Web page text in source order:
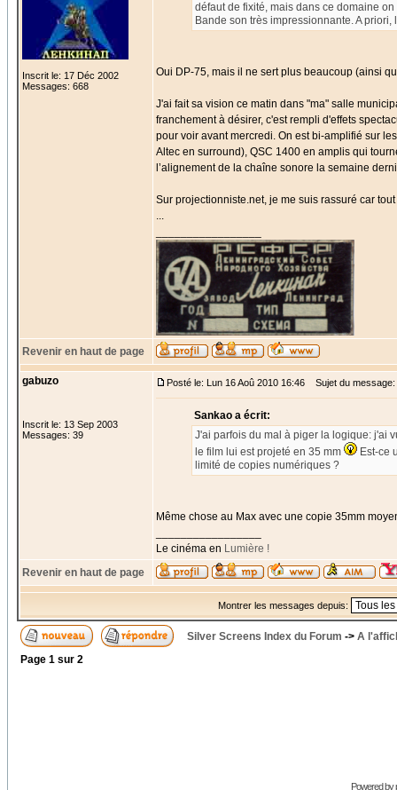
Inscrit le: 17 Déc 2002
Messages: 668
défaut de fixité, mais dans ce domaine
Bande son très impressionnante. A
Oui DP-75, mais il ne sert plus beaucoup (ainsi
J'ai fait sa vision ce matin dans "ma" salle
franchement à désirer, c'est rempli d'effets
pour voir avant mercredi. On est bi-amplifié sur
Altec en surround), QSC 1400 en amplis qui
l’alignement de la chaîne sonore la semaine
Sur projectionniste.net, je me suis rassuré car
...
Revenir en haut de page
gabuzo
Inscrit le: 13 Sep 2003
Messages: 39
Posté le: Lun 16 Aoû 2010 16:46 Sujet du message:
Sankao a écrit:
J'ai parfois du mal à piger la logique: j'ai
le film lui est projeté en 35 mm
Est-ce
limité de copies numériques ?
Même chose au Max avec une copie 35mm
Le cinéma en Lumière !
Revenir en haut de page
Montrer les messages depuis:
Silver Screens Index du Forum -> A
Page 1 sur 2
Powered by